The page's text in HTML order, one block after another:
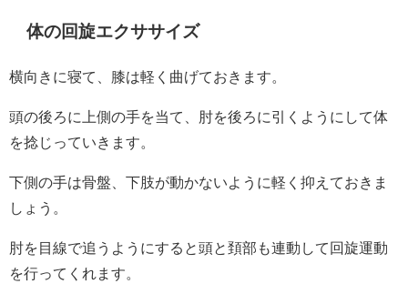
体の回旋エクササイズ
横向きに寝て、膝は軽く曲げておきます。
頭の後ろに上側の手を当て、肘を後ろに引くようにして体
を捻じっていきます。
下側の手は骨盤、下肢が動かないように軽く抑えておきま
しょう。
肘を目線で追うようにすると頭と頚部も連動して回旋運動
を行ってくれます。